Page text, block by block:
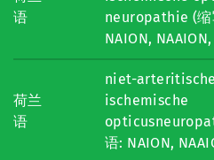
语
neuropathie (缩
NAION,
荷兰
语
niet-
ischemische
语: NAION,